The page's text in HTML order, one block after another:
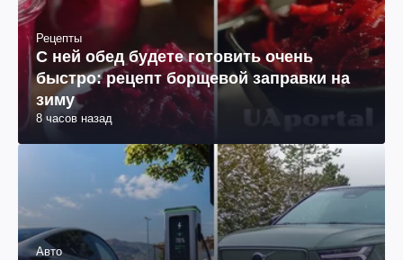
Рецепты
С ней обед будете готовить очень
быстро: рецепт борщевой заправки на
зиму
8 часов назад
Авто